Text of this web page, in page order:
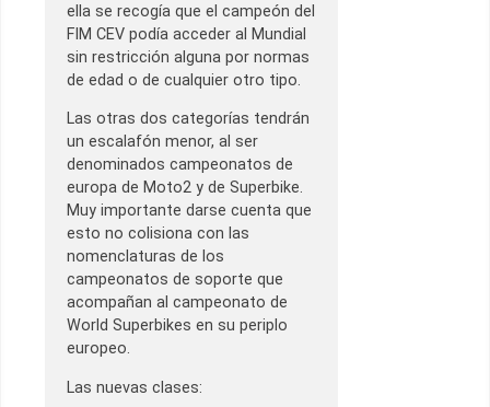
ella se recogía que el campeón del
FIM CEV podía acceder al Mundial
sin restricción alguna por normas
de edad o de cualquier otro tipo.
Las otras dos categorías tendrán
un escalafón menor, al ser
denominados campeonatos de
europa de Moto2 y de Superbike.
Muy importante darse cuenta que
esto no colisiona con las
nomenclaturas de los
campeonatos de soporte que
acompañan al campeonato de
World Superbikes en su periplo
europeo.
Las nuevas clases: